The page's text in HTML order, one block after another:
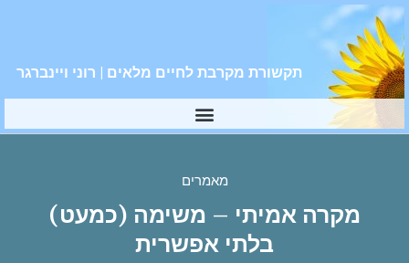
תקשורת מקרבת לחיים מלאים | רוני ויינברגר
מאמרים
מקרה אמיתי – משימה (כמעט)
בלתי אפשרית